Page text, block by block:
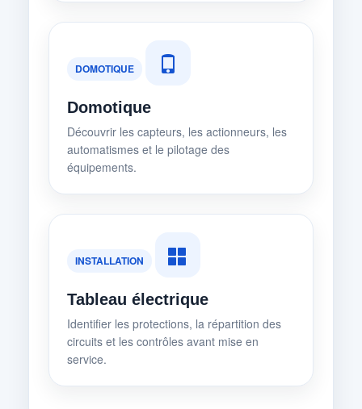
DOMOTIQUE
Domotique
Découvrir les capteurs, les actionneurs, les
automatismes et le pilotage des
équipements.
INSTALLATION
Tableau électrique
Identifier les protections, la répartition des
circuits et les contrôles avant mise en
service.